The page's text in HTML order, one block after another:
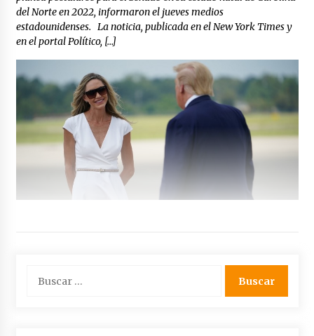
del Norte en 2022, informaron el jueves medios
estadounidenses. La noticia, publicada en el New York Times y
en el portal Político, […]